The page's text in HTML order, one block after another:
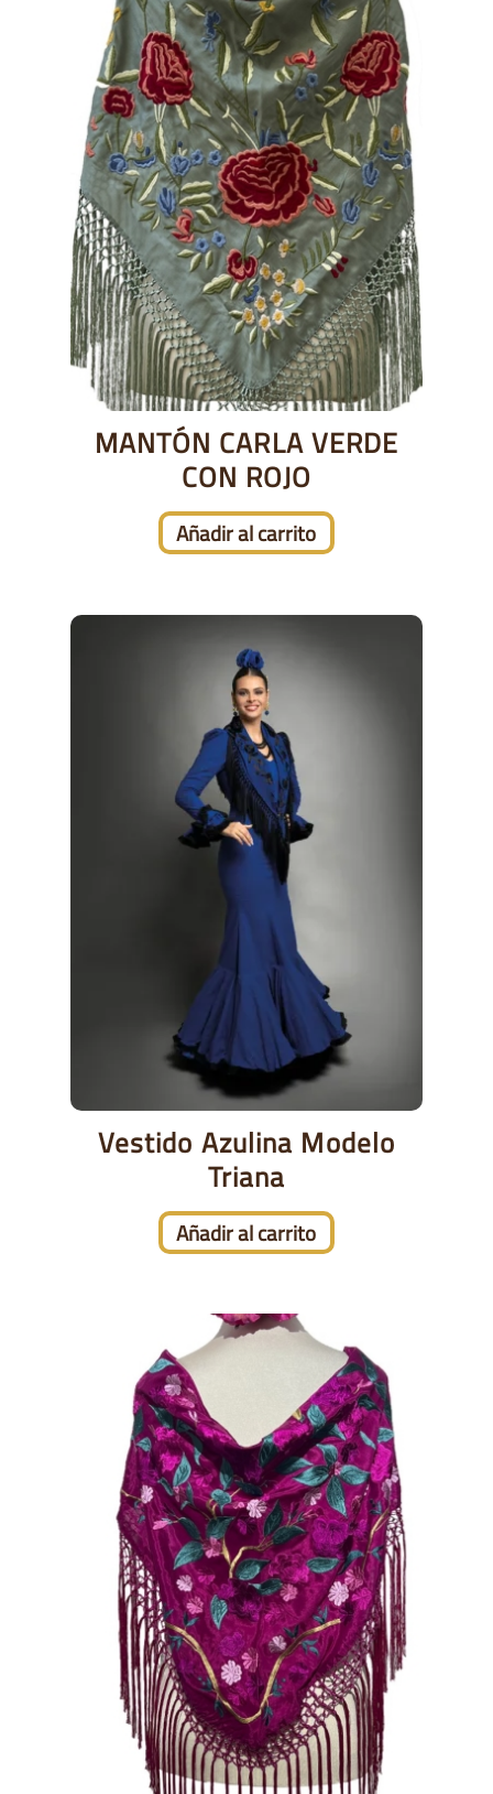
MANTÓN CARLA VERDE
CON ROJO
Añadir al carrito
Vestido Azulina Modelo
Triana
Añadir al carrito